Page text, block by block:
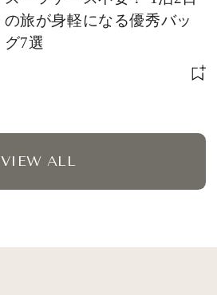
の旅が身軽になる優秀バッ
グ7選
VIEW ALL